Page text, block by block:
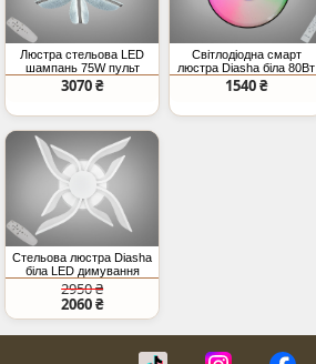
Люстра стельова LED
шампань 75W пульт
димер
3070 ₴
Світлодіодна смарт
люстра Diasha біла 80Вт
RGB
1540 ₴
Стельова люстра Diasha
біла LED димування
67Вт
2950 ₴
2060 ₴